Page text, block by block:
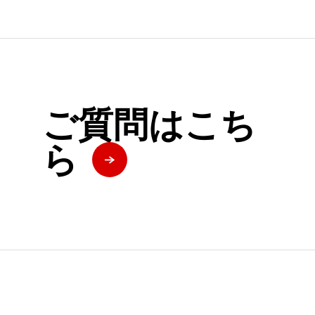
ご質問はこち
ら